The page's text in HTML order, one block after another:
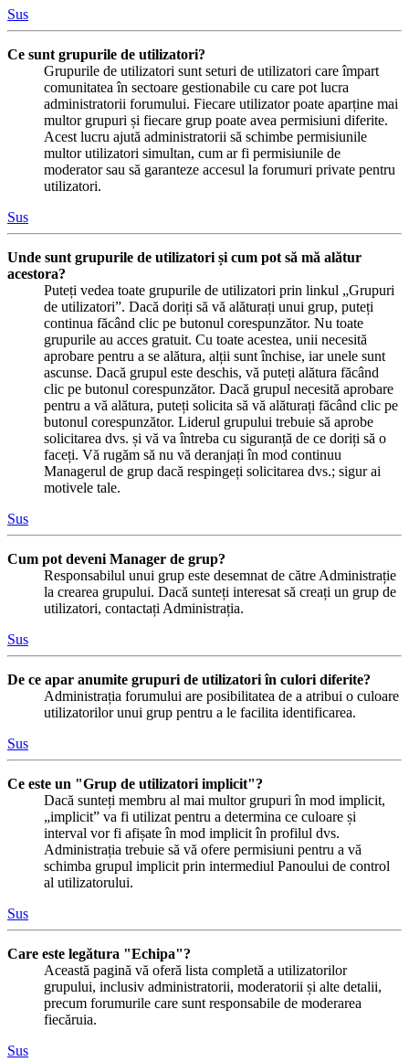
Sus
Ce sunt grupurile de utilizatori?
Grupurile de utilizatori sunt seturi de utilizatori care împart
comunitatea în sectoare gestionabile cu care pot lucra
administratorii forumului. Fiecare utilizator poate aparține mai
multor grupuri și fiecare grup poate avea permisiuni diferite.
Acest lucru ajută administratorii să schimbe permisiunile
multor utilizatori simultan, cum ar fi permisiunile de
moderator sau să garanteze accesul la forumuri private pentru
utilizatori.
Sus
Unde sunt grupurile de utilizatori și cum pot să mă alătur
acestora?
Puteți vedea toate grupurile de utilizatori prin linkul „Grupuri
de utilizatori”. Dacă doriți să vă alăturați unui grup, puteți
continua făcând clic pe butonul corespunzător. Nu toate
grupurile au acces gratuit. Cu toate acestea, unii necesită
aprobare pentru a se alătura, alții sunt închise, iar unele sunt
ascunse. Dacă grupul este deschis, vă puteți alătura făcând
clic pe butonul corespunzător. Dacă grupul necesită aprobare
pentru a vă alătura, puteți solicita să vă alăturați făcând clic pe
butonul corespunzător. Liderul grupului trebuie să aprobe
solicitarea dvs. și vă va întreba cu siguranță de ce doriți să o
faceți. Vă rugăm să nu vă deranjați în mod continuu
Managerul de grup dacă respingeți solicitarea dvs.; sigur ai
motivele tale.
Sus
Cum pot deveni Manager de grup?
Responsabilul unui grup este desemnat de către Administrație
la crearea grupului. Dacă sunteți interesat să creați un grup de
utilizatori, contactați Administrația.
Sus
De ce apar anumite grupuri de utilizatori în culori diferite?
Administrația forumului are posibilitatea de a atribui o culoare
utilizatorilor unui grup pentru a le facilita identificarea.
Sus
Ce este un "Grup de utilizatori implicit"?
Dacă sunteți membru al mai multor grupuri în mod implicit,
„implicit” va fi utilizat pentru a determina ce culoare și
interval vor fi afișate în mod implicit în profilul dvs.
Administrația trebuie să vă ofere permisiuni pentru a vă
schimba grupul implicit prin intermediul Panoului de control
al utilizatorului.
Sus
Care este legătura "Echipa"?
Această pagină vă oferă lista completă a utilizatorilor
grupului, inclusiv administratorii, moderatorii și alte detalii,
precum forumurile care sunt responsabile de moderarea
fiecăruia.
Sus